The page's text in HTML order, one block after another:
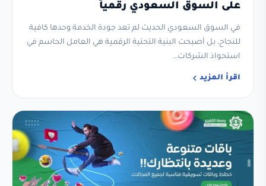
على السوق السعودي رقمياً
في السوق السعودي الحديث لم تعد جودة الخدمة وحدها كافية
للنجاح، بل أصبحت البنية التحتية الرقمية هي العامل الحاسم في
استحواذ الشركات…
اقرأ المزيد